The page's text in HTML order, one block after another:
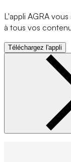
L'appli AGRA
à tous vos
Téléchargez l'appli